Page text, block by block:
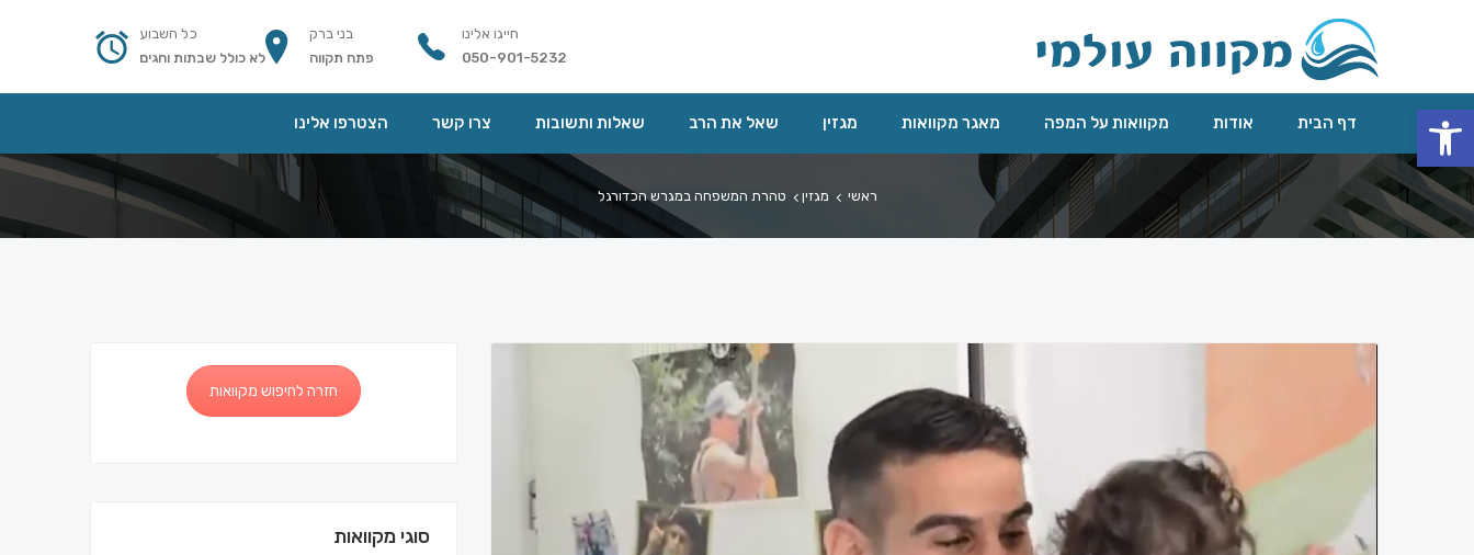
חייגו אלינו
050-901-5232
בני ברק
פתח תקווה
כל השבוע
לא כולל שבתות וחגים
דף הבית אודות מקוואות על המפה מאגר מקוואות מגזין שאל את הרב שאלות ותשובות צרו קשר הצטרפו אלינו
ראשי מגזין טהרת המשפחה במגרש הכדורגל
חזרה לחיפוש מקוואות
סוגי מקוואות
פתח סרגל נגישות